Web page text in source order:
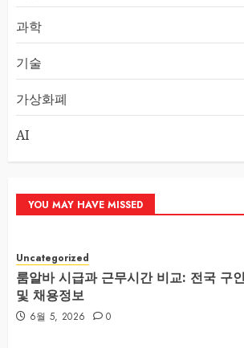
과학
기술
가상화폐
AI
YOU MAY HAVE MISSED
Uncategorized
룸알바 시급과 근무시간 비교: 전국 구
및 채용정보
6월 5, 2026 0